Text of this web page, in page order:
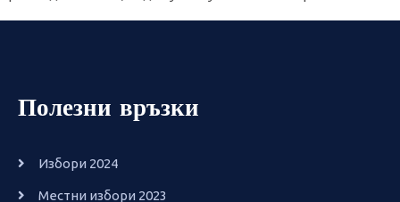
Полезни връзки
Избори 2024
Местни избори 2023